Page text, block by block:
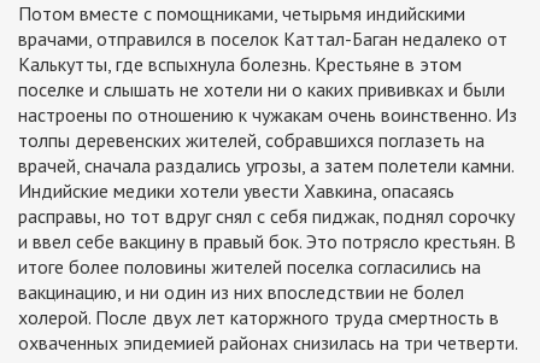
Потом вместе с помощниками, четырьмя индийскими
врачами, отправился в поселок Каттал-Баган недалеко от
Калькутты, где вспыхнула болезнь. Крестьяне в этом
поселке и слышать не хотели ни о каких прививках и были
настроены по отношению к чужакам очень воинственно. Из
толпы деревенских жителей, собравшихся поглазеть на
врачей, сначала раздались угрозы, а затем полетели камни.
Индийские медики хотели увести Хавкина, опасаясь
расправы, но тот вдруг снял с себя пиджак, поднял сорочку
и ввел себе вакцину в правый бок. Это потрясло крестьян. В
итоге более половины жителей поселка согласились на
вакцинацию, и ни один из них впоследствии не болел
холерой. После двух лет каторжного труда смертность в
охваченных эпидемией районах снизилась на три четверти.